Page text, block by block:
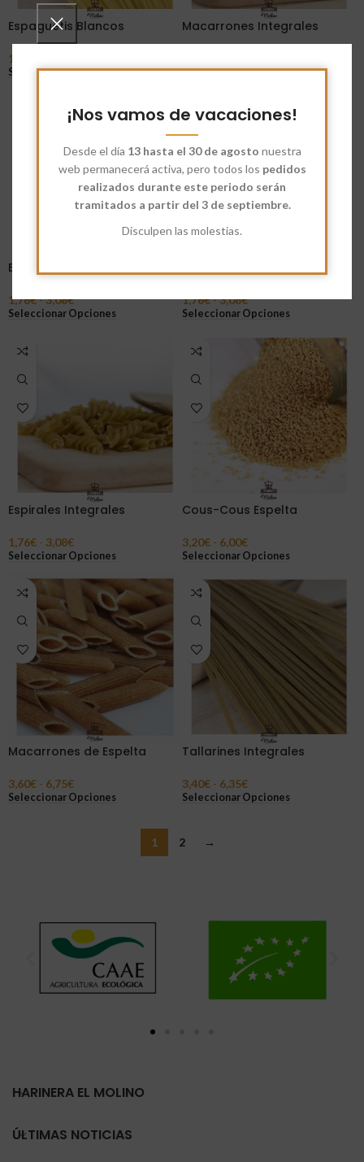
¡Nos vamos de vacaciones!
Desde el día 13 hasta el 30 de agosto nuestra
web permanecerá activa, pero todos los pedidos
realizados durante este periodo serán
tramitados a partir del 3 de septiembre.
Disculpen las molestias.
Espaguetis Blancos
1,76
Seleccionar Opciones
Macarrones Integrales
Seleccionar Opciones
Espaguetis Integrales
1,76€-3,08€
Seleccionar Opciones
1,76€-3,08€
Seleccionar Opciones
Espirales Integrales
1,76€ - 3,08€
Seleccionar Opciones
Cous-Cous Espelta
3,20€ - 6,00€
Seleccionar Opciones
Macarrones de Espelta
3,60€ - 6,75€
Seleccionar Opciones
Tallarines Integrales
3,40€ - 6,35€
Seleccionar Opciones
1 2 →
HARINERA EL MOLINO
ÚLTIMAS NOTICIAS